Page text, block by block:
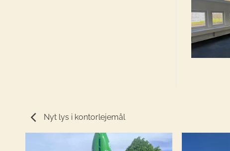
Nyt lys i kontorlejemål